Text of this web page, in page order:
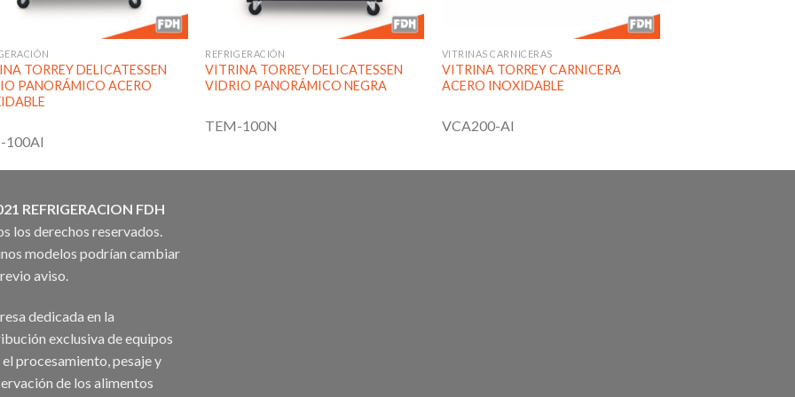
TORREY DELICATESSEN
PANORÁMICO ACERO
100AI
REFRIGERACIÓN
VITRINA TORREY DELICATESSEN
VIDRIO PANORÁMICO NEGRA
TEM-100N
VITRINAS CARNICERAS
VITRINA TORREY CARNICERA
ACERO INOXIDABLE
VCA200-AI
REFRIGERACION FDH
los derechos reservados.
modelos podrían cambiar
aviso.
dedicada en la
exclusiva de equipos
procesamiento, pesaje y
de los alimentos